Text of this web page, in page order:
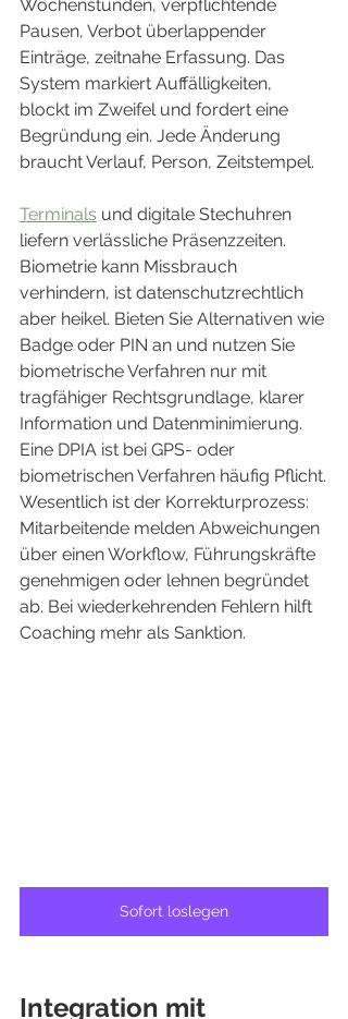
Wochenstunden, verpflichtende
Pausen, Verbot überlappender
Einträge, zeitnahe Erfassung. Das
System markiert Auffälligkeiten,
blockt im Zweifel und fordert eine
Begründung ein. Jede Änderung
braucht Verlauf, Person, Zeitstempel.
Terminals und digitale Stechuhren
liefern verlässliche Präsenzzeiten.
Biometrie kann Missbrauch
verhindern, ist datenschutzrechtlich
aber heikel. Bieten Sie Alternativen wie
Badge oder PIN an und nutzen Sie
biometrische Verfahren nur mit
tragfähiger Rechtsgrundlage, klarer
Information und Datenminimierung.
Eine DPIA ist bei GPS- oder
biometrischen Verfahren häufig Pflicht.
Wesentlich ist der Korrekturprozess:
Mitarbeitende melden Abweichungen
über einen Workflow, Führungskräfte
genehmigen oder lehnen begründet
ab. Bei wiederkehrenden Fehlern hilft
Coaching mehr als Sanktion.
Sofort loslegen
Integration mit